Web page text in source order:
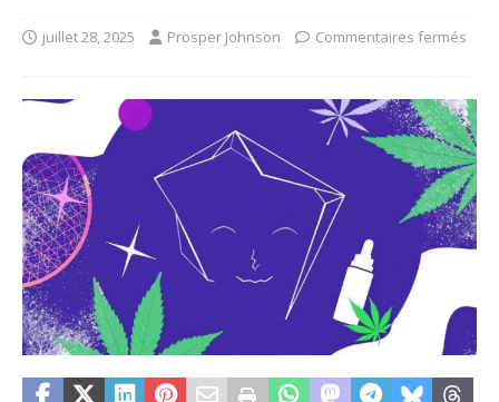
juillet 28, 2025 Prosper Johnson Commentaires fermés